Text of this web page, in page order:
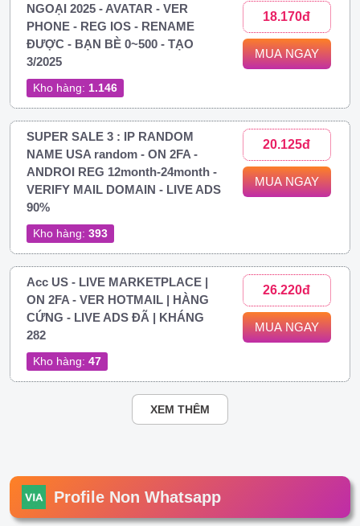
NGOẠI 2025 - AVATAR - VER
PHONE - REG IOS - RENAME
ĐƯỢC - BẠN BÈ 0~500 - TẠO
3/2025
Kho hàng: 1.146
18.170đ
MUA NGAY
SUPER SALE 3 : IP RANDOM
NAME USA random - ON 2FA -
ANDROI REG 12month-24month -
VERIFY MAIL DOMAIN - LIVE ADS
90%
Kho hàng: 393
20.125đ
MUA NGAY
Acc US - LIVE MARKETPLACE |
ON 2FA - VER HOTMAIL | HÀNG
CỨNG - LIVE ADS ĐÃ | KHÁNG
282
Kho hàng: 47
26.220đ
MUA NGAY
XEM THÊM
Profile Non Whatsapp